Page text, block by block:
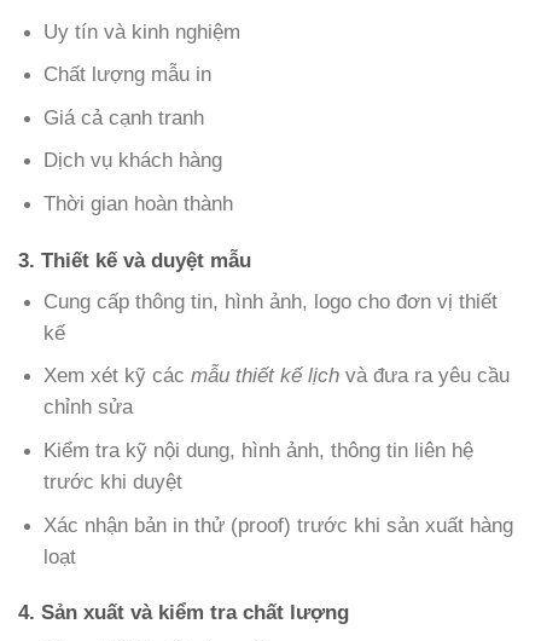
Uy tín và kinh nghiệm
Chất lượng mẫu in
Giá cả cạnh tranh
Dịch vụ khách hàng
Thời gian hoàn thành
3. Thiết kế và duyệt mẫu
Cung cấp thông tin, hình ảnh, logo cho đơn vị thiết
kế
Xem xét kỹ các mẫu thiết kế lịchvà đưa ra yêu cầu
chỉnh sửa
Kiểm tra kỹ nội dung, hình ảnh, thông tin liên hệ
trước khi duyệt
Xác nhận bản in thử (proof) trước khi sản xuất hàng
loạt
4. Sản xuất và kiểm tra chất lượng